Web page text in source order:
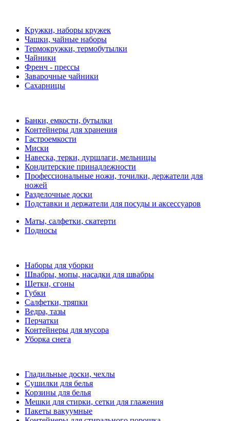
Кружки, наборы кружек
Чашки, чайные наборы
Термокружки, термобутылки
Чайники
Френч - прессы
Заварочные чайники
Сахарницы
Банки, емкости, бутылки
Контейнеры для хранения
Гастроемкости
Миски
Навеска, терки, дуршлаги, мельницы
Кондитерские принадлежности
Профессиональные ножи, точилки, держатели для
ножей
Разделочные доски
Подставки и держатели для посуды и аксессуаров
Маты, салфетки, скатерти
Подносы
Наборы для уборки
Швабры, мопы, насадки для швабры
Щетки, сгоны
Губки
Салфетки, тряпки
Ведра, тазы
Перчатки
Контейнеры для мусора
Уборка снега
Гладильные доски, чехлы
Сушилки для белья
Корзины для белья
Мешки для стирки, сетки для глажения
Пакеты вакуумные